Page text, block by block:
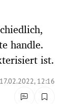
handle.
ist.
17.02.2022, 12:16